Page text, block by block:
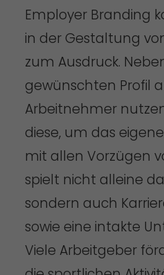
Employer Branding
in der Gestaltung
zum Ausdruck.
gewünschten Profil
Arbeitnehmer
diese, um das
mit allen Vorzügen
spielt nicht alleine
sondern auch
sowie eine intakte
Viele Arbeitgeber